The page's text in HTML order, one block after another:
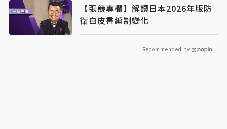
【張競專欄】解讀日本2026年版防
衛白皮書編制變化
Recommended by